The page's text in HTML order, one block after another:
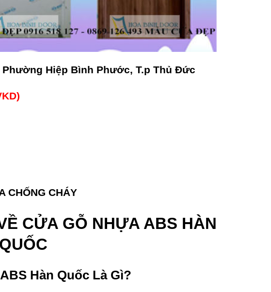
Hiệp Bình Phước, T.p Thủ Đức
CHỐNG CHÁY
CỬA GỖ NHỰA ABS HÀN
QUỐC
Hàn Quốc Là Gì?